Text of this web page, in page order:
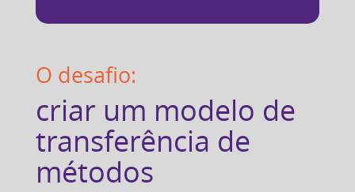
O desafio:
criar um modelo de
transferência de
métodos